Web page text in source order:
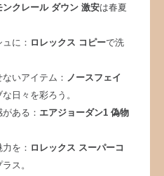
ンクレール ダウン 激安は春夏
に： ロレックス コピーで洗
いアイテム： ノースフェイ
日々を彩ろう。
ある： エアジョーダン1 偽物
を： ロレックス スーパーコ
ス。